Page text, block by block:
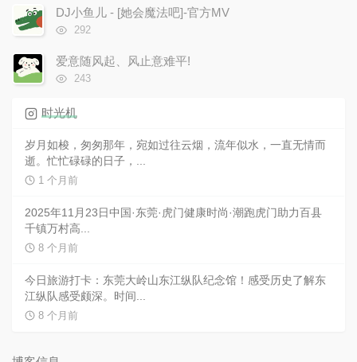
次
数:
DJ小鱼儿 - [她会魔法吧]-官方MV
浏
次
数:
292
爱意随风起、风止意难平!
浏
数:
243
时光机
岁月如梭，匆匆那年，宛如过往云烟，流年似水，一直无情而
逝。忙忙碌碌的日子，...
1 个月前
2025年11月23日中国·东莞·虎门健康时尚·潮跑虎门助力百县
千镇万村高...
8 个月前
今日旅游打卡：东莞大岭山东江纵队纪念馆！感受历史了解东
江纵队感受颇深。时间...
8 个月前